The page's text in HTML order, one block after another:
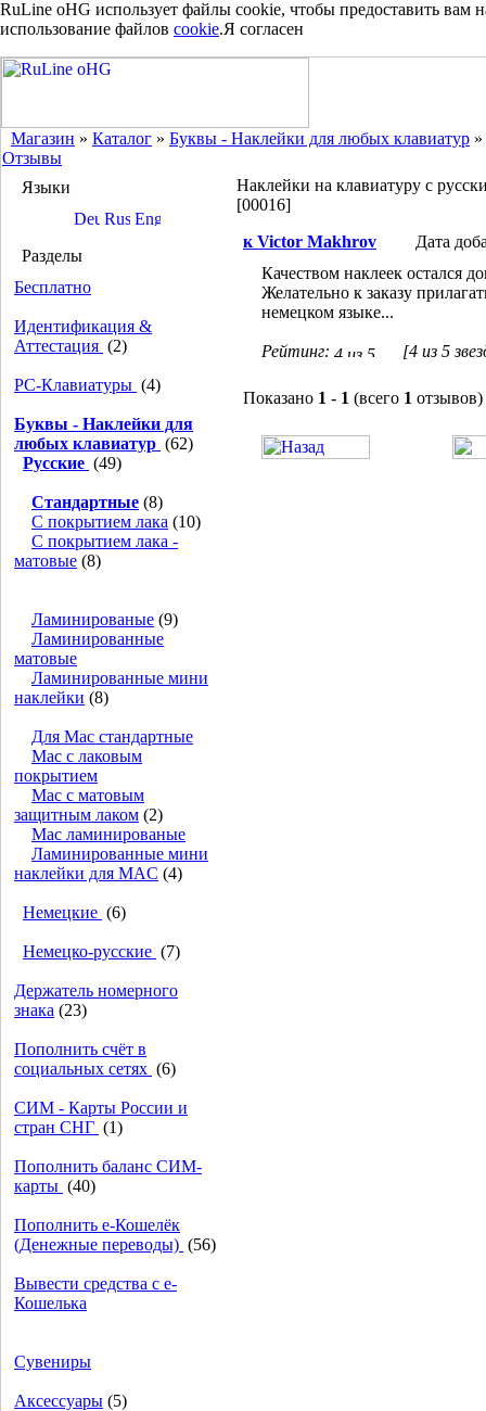
RuLine oHG использует файлы cookie, чтобы предоставить
использование файлов cookie.Я согласен
Магазин » Каталог » Буквы - Наклейки для любых клавиатур »
Отзывы
Языки
Разделы
Бесплатно
Идентификация &
Аттестация (2)
PC-Клавиатуры (4)
Буквы - Наклейки для
любых клавиатур (62)
Русские (49)
Стандартные (8)
С покрытием лака (10)
С покрытием лака -
матовые (8)
Ламинированые (9)
Ламинированные
матовые
Ламинированные мини
наклейки (8)
Для Mac стандартные
Mac с лаковым
покрытием
Mac с матовым
защитным лаком (2)
Mac ламинированые
Ламинированные мини
наклейки для MAC (4)
Немецкие (6)
Немецко-русские (7)
Держатель номерного
знака (23)
Пополнить счёт в
социальных сетях (6)
СИМ - Карты России и
стран СНГ (1)
Пополнить баланс СИМ-
карты (40)
Пополнить e-Кошелёк
(Денежные переводы) (56)
Вывести средства с е-
Кошелька
Сувениры
Аксессуары (5)
Наклейки на клавиатуру с
[00016]
к Victor Makhrov
Дата
Качеством наклеек остался
Желательно к заказу
немецком языке...
Рейтинг: [4 из 5
Показано 1 - 1 (всего 1 отзывов)